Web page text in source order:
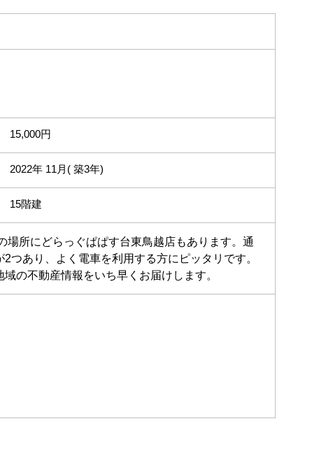
15,000円
2022年 11月( 築3年)
15階建
所にどらっぐぱぱす台東鳥越店もあります。通
つあり、よく電車を利用する方にピッタリです。
の不動産情報をいち早くお届けします。